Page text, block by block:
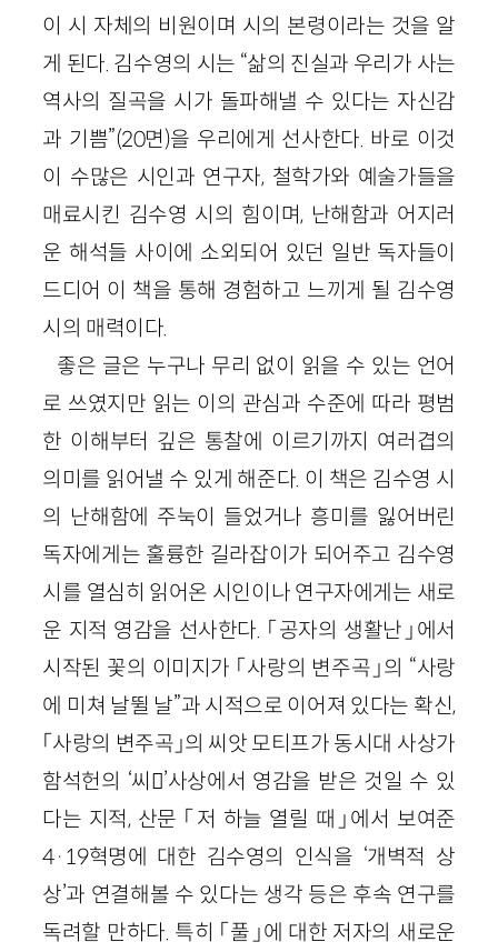
이 시 자체의 비원이며 시의 본령이라는 것을 알
게 된다. 김수영의 시는 “삶의 진실과 우리가 사는
역사의 질곡을 시가 돌파해낼 수 있다는 자신감
과 기쁨”(20면)을 우리에게 선사한다. 바로 이것
이 수많은 시인과 연구자, 철학가와 예술가들을
매료시킨 김수영 시의 힘이며, 난해함과 어지러
운 해석들 사이에 소외되어 있던 일반 독자들이
드디어 이 책을 통해 경험하고 느끼게 될 김수영
시의 매력이다.
좋은 글은 누구나 무리 없이 읽을 수 있는 언어
로 쓰였지만 읽는 이의 관심과 수준에 따라 평범
한 이해부터 깊은 통찰에 이르기까지 여러겹의
의미를 읽어낼 수 있게 해준다. 이 책은 김수영 시
의 난해함에 주눅이 들었거나 흥미를 잃어버린
독자에게는 훌륭한 길라잡이가 되어주고 김수영
시를 열심히 읽어온 시인이나 연구자에게는 새로
운 지적 영감을 선사한다. 「공자의 생활난」에서
시작된 꽃의 이미지가 「사랑의 변주곡」의 “사랑
에 미쳐 날뛸 날”과 시적으로 이어져 있다는 확신,
「사랑의 변주곡」의 씨앗 모티프가 동시대 사상가
함석헌의 ‘씨’사상에서 영감을 받은 것일 수 있
다는 지적, 산문 「저 하늘 열릴 때」에서 보여준
4·19혁명에 대한 김수영의 인식을 ‘개벽적 상
상’과 연결해볼 수 있다는 생각 등은 후속 연구를
독려할 만하다. 특히 「풀」에 대한 저자의 새로운